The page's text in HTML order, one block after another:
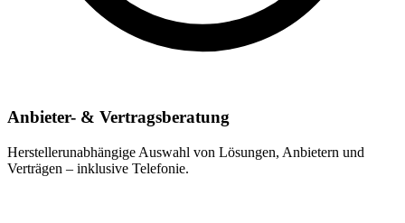
Anbieter- & Vertragsberatung
Herstellerunabhängige Auswahl von Lösungen, Anbietern und
Verträgen – inklusive Telefonie.